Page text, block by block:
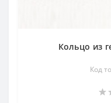
Кольцо из
Код